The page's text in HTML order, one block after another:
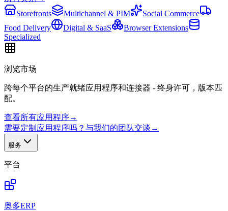
Storefronts
Multichannel & PIM
Social Commerce
Food Delivery
Digital & SaaS
Browser Extensions
Specialized
浏览市场
跨每个平台的生产就绪应用程序和连接器 - 终身许可，版本匹
配。
查看所有应用程序→
需要定制应用程序吗？与我们的团队交谈 →
服务
平台
奥多ERP